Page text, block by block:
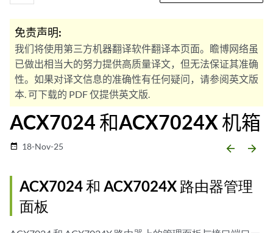
免责声明:
我们将使用第三方机器翻译软件翻译本页面。瞻博网络虽
已做出相当大的努力提供高质量译文，但无法保证其准确
性。如果对译文信息的准确性有任何疑问，请参阅英文版
本. 可下载的 PDF 仅提供英文版.
ACX7024 和ACX7024X 机箱
date_range 18-Nov-25 arrow_backward arrow_forward
ACX7024和 ACX7024X 路由器管理
面板